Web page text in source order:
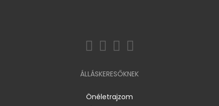
ÁLLÁSKERESŐKNEK
Önéletrajzom